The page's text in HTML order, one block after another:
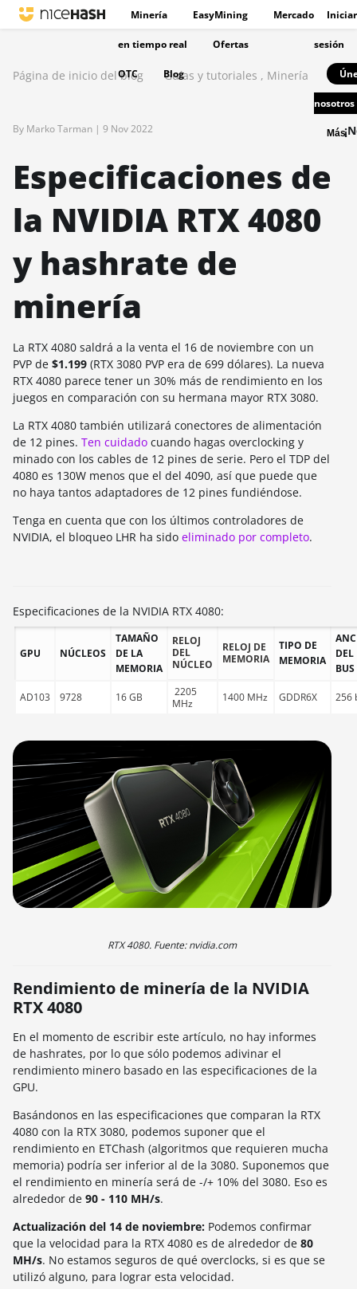
Minería EasyMining Mercado
en tiempo real Ofertas
OTC Blog
Iniciar
sesión
nosotros
Más
Página de inicio del blog Guías y tutoriales , Minería
By Marko Tarman | 9 Nov 2022
Especificaciones de
la NVIDIA RTX 4080
y hashrate de
minería
La RTX 4080 saldrá a la venta el 16 de noviembre con un
PVP de $1.199 (RTX 3080 PVP era de 699 dólares). La nueva
RTX 4080 parece tener un 30% más de rendimiento en los
juegos en comparación con su hermana mayor RTX 3080.
La RTX 4080 también utilizará conectores de alimentación
de 12 pines. Ten cuidado cuando hagas overclocking y
minado con los cables de 12 pines de serie. Pero el TDP del
4080 es 130W menos que el del 4090, así que puede que
no haya tantos adaptadores de 12 pines fundiéndose.
Tenga en cuenta que con los últimos controladores de
NVIDIA, el bloqueo LHR ha sido eliminado por completo.
Especificaciones de la NVIDIA RTX 4080:
GPU NÚCLEOS
TAMAÑO
DE LA
MEMORIA
RELOJ
DEL
NÚCLEO
RELOJ DE
MEMORIA
TIPO DE
MEMORIA
DEL
BUS
AD103 9728 16 GB
2205
MHz
1400 MHz GDDR6X 256
RTX 4080. Fuente: nvidia.com
Rendimiento de minería de la NVIDIA
RTX 4080
En el momento de escribir este artículo, no hay informes
de hashrates, por lo que sólo podemos adivinar el
rendimiento minero basado en las especificaciones de la
GPU.
Basándonos en las especificaciones que comparan la RTX
4080 con la RTX 3080, podemos suponer que el
rendimiento en ETChash (algoritmos que requieren mucha
memoria) podría ser inferior al de la 3080. Suponemos que
el rendimiento en minería será de -/+ 10% del 3080. Eso es
alrededor de 90 - 110 MH/s.
Actualización del 14 de noviembre: Podemos confirmar
que la velocidad para la RTX 4080 es de alrededor de 80
MH/s. No estamos seguros de qué overclocks, si es que se
utilizó alguno, para lograr esta velocidad.